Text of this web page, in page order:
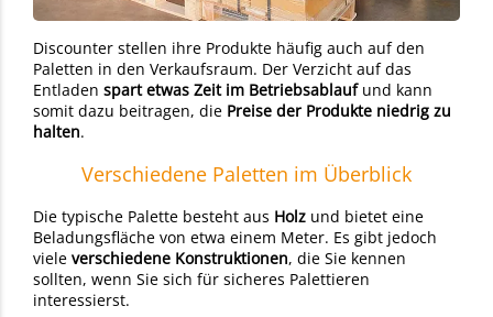
Discounter stellen ihre Produkte häufig auch auf den
Paletten in den Verkaufsraum. Der Verzicht auf das
Entladen spart etwas Zeit im Betriebsablaufund kann
somit dazu beitragen, die Preise der Produkte niedrig zu
halten.
Verschiedene Paletten im Überblick
Die typische Palette besteht aus Holz und bietet eine
Beladungsfläche von etwa einem Meter. Es gibt jedoch
viele verschiedene Konstruktionen, die Sie kennen
sollten, wenn Sie sich für sicheres Palettieren
interessierst.